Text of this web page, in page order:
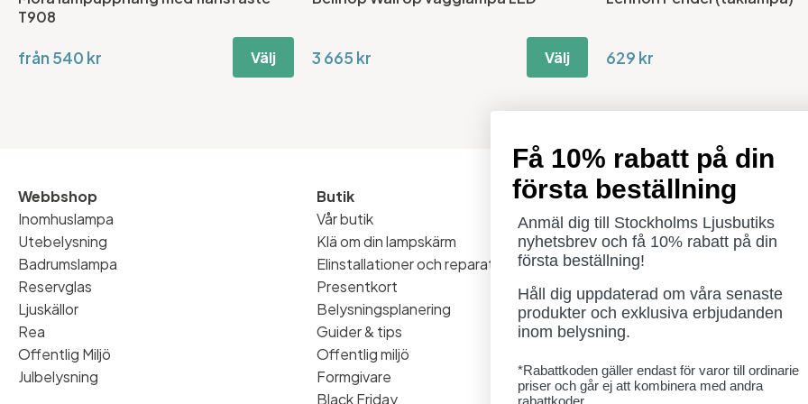
T908
från 540 kr Välj 3 665 kr Välj 629 kr
Webbshop
Inomhuslampa
Utebelysning
Badrumslampa
Reservglas
Ljuskällor
Rea
Offentlig Miljö
Julbelysning
Butik
Vår butik
Klä om din lampskärm
Elinstallationer och reparationer
Presentkort
Belysningsplanering
Guider & tips
Offentlig miljö
Formgivare
Black Friday
Öppettider
Måndag - Torsdag: 11-18
Fredag - Lördag: 11-16
Söndag: Stängt
Lördag 1/8 stängt
Få 10% rabatt på din
första beställning
Anmäl dig till Stockholms Ljusbutiks
nyhetsbrev och få 10% rabatt på din
första beställning!
Håll dig uppdaterad om våra senaste
produkter och exklusiva erbjudanden
inom belysning.
*Rabattkoden gäller endast för varor till ordinarie
priser och går ej att kombinera med andra
rabattkoder.